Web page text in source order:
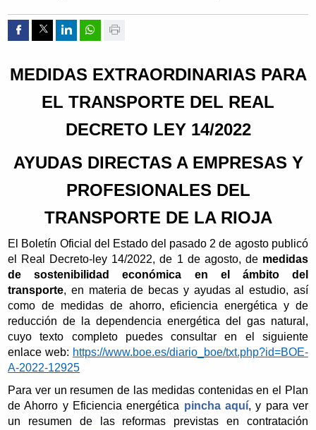
Compartir por Facebook
Compartir por Twitter
Compartir por Linkedin
Compartir por whatsapp
Imprimir
MEDIDAS EXTRAORDINARIAS PARA
EL TRANSPORTE DEL REAL
DECRETO LEY 14/2022
AYUDAS DIRECTAS A EMPRESAS Y
PROFESIONALES DEL
TRANSPORTE DE LA RIOJA
El Boletín Oficial del Estado del pasado 2 de agosto publicó
el Real Decreto-ley 14/2022, de 1 de agosto, de medidas
de sostenibilidad económica en el ámbito del
transporte, en materia de becas y ayudas al estudio, así
como de medidas de ahorro, eficiencia energética y de
reducción de la dependencia energética del gas natural,
cuyo texto completo puedes consultar en el siguiente
enlace web: https://www.boe.es/diario_boe/txt.php?id=BOE-
A-2022-12925
Para ver un resumen de las medidas contenidas en el Plan
de Ahorro y Eficiencia energética pincha aquí, y para ver
un resumen de las reformas previstas en contratación